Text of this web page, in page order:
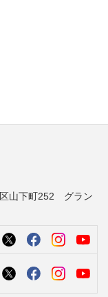
山下町252 グラン